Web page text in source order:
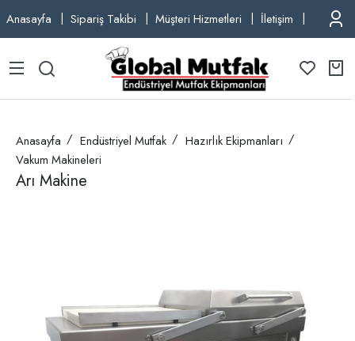
Anasayfa Sipariş Takibi Müşteri Hizmetleri İletişim TEL:
Anasayfa Endüstriyel Mutfak
Hazırlık Ekipmanları
Vakum Makineleri
Arı Makine